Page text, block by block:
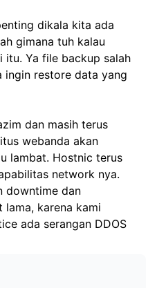
dikala kita ada
gimana tuh kalau
itu. Ya file backup salah
ingin restore data yang
dan masih terus
webanda akan
lambat. Hostnic terus
network nya.
downtime dan
lama, karena kami
ada serangan DDOS